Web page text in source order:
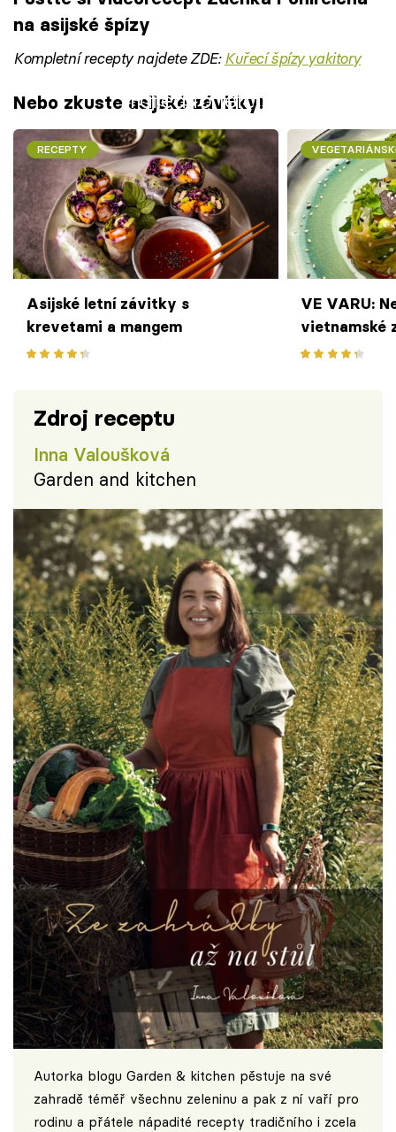
na asijské špízy
Kompletní recepty najdete ZDE: Kuřecí špízy yakitory
Failed to fetch
Nebo zkuste asijské závitky!
RECEPTY
Asijské letní závitky s
krevetami a mangem
VE VARU:
vietnamské
zeleninou a
Zdroj receptu
Inna Valoušková
Garden and kitchen
Autorka blogu Garden & kitchen pěstuje na své
zahradě téměř všechnu zeleninu a pak z ní vaří pro
rodinu a přátele nápadité recepty tradičního i zcela